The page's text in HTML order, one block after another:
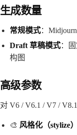
生成数量
常规模式：
Draft 草稿模式：
构图
高级参数
对 V6 / V6.1 / V7 /
🎨 风格化（stylize）